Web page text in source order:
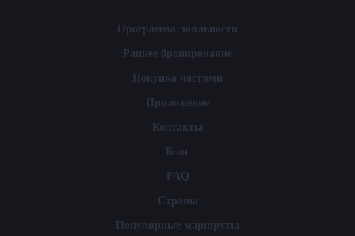
Программа лояльности
Раннее бронирование
Покупка частями
Приложение
Контакты
Блог
FAQ
Страны
Популярные маршруты